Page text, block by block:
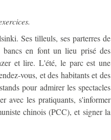
Ses tilleuls, ses parterres de
bancs en font un lieu prisé des
et lire. L'été, le parc est une
vous, et des habitants et des
pour admirer les spectacles
avec les pratiquants, s'informer
chinois (PCC), et signer la